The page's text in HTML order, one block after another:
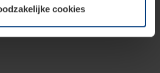
cookies